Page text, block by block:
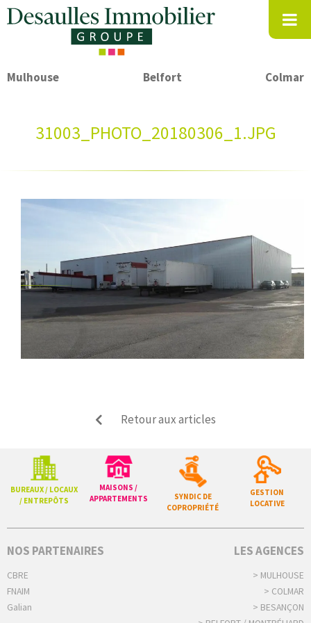
Mulhouse Belfort Colmar
31003_PHOTO_20180306_1.JPG
Retour aux articles
BUREAUX / LOCAUX
/ ENTREPÔTS
MAISONS /
APPARTEMENTS
SYNDIC DE
COPROPRIÉTÉ
GESTION
LOCATIVE
NOS PARTENAIRES
CBRE
FNAIM
Galian
LES AGENCES
> MULHOUSE
> COLMAR
> BESANÇON